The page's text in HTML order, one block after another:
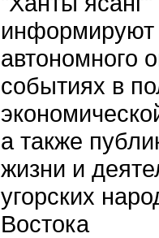
информируют
автономного
событиях в
а также
жизни и
угорских
Востока